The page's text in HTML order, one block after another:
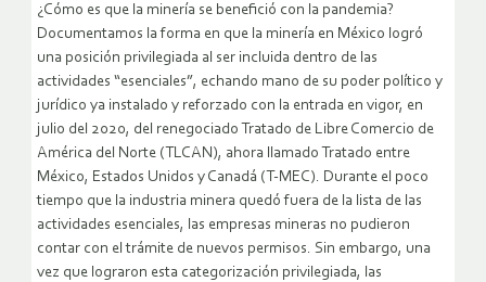
¿Cómo es que la minería se benefició con la pandemia?
Documentamos la forma en que la minería en México logró
una posición privilegiada al ser incluida dentro de las
actividades “esenciales”, echando mano de su poder político y
jurídico ya instalado y reforzado con la entrada en vigor, en
julio del 2020, del renegociado Tratado de Libre Comercio de
América del Norte (TLCAN), ahora llamado Tratado entre
México, Estados Unidos y Canadá (T-MEC). Durante el poco
tiempo que la industria minera quedó fuera de la lista de las
actividades esenciales, las empresas mineras no pudieron
contar con el trámite de nuevos permisos. Sin embargo, una
vez que lograron esta categorización privilegiada, las